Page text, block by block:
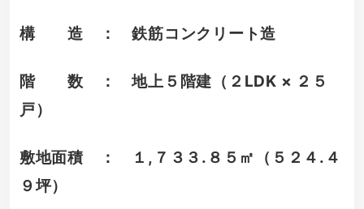
構 造 ： 鉄筋コンクリート造
階 数 ： 地上５階建（２LDK × ２５
戸）
敷地面積 ： １,７３３.８５㎡（５２４.４
９坪）